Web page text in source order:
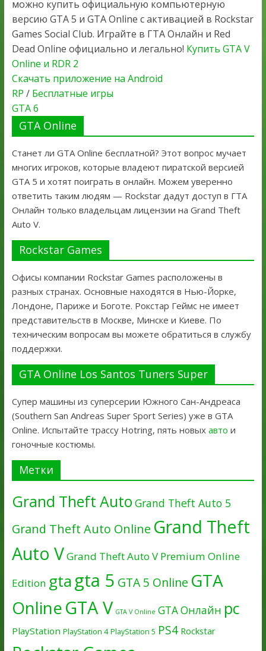
можно купить официальную компьютерную
версию GTA 5 и GTA Online с активацией в Rockstar
Games Social Club. Играйте в ГТА Онлайн и Red
Dead Online официально и легально! Купить GTA V
Online и RDR 2
Скачать приложение на Android
RP / Бесплатные игры
GTA 6
GTA Online
Станет ли GTA Online бесплатной? Этот вопрос мучает
многих игроков, которые владеют пиратской версией
GTA 5 и хотят поиграть в онлайн. Можем уверенно
ответить таким людям — Rockstar дадут доступ в ГТА
Онлайн только владельцам лицензии на Grand Theft
Auto V.
Rockstar Games
Офисы компании Rockstar Games расположены в
разных странах. Основные находятся в Нью-Йорке,
Лондоне, Париже и Боготе. Рокстар Геймс не имеет
представительств в Москве, Минске и Киеве. По
техническим вопросам вы можете обратиться в службу
поддержки.
GTA Online Los Santos Tuners Super
Супер машины из суперсерии Южного Сан-Андреаса
(Southern San Andreas Super Sport Series) уже в GTA
Online. Испытайте трассу Hotring, пять новых авто и
гоночные костюмы.
Метки
Grand Theft Auto Grand Theft Auto 5
Grand Theft Auto Online Grand Theft
Auto VGrand Theft Auto V Premium Online
Edition gtagta 5 GTA 5 Online GTA
OnlineGTA V GTA V Online GTA Онлайн pc
PlayStation PlayStation 4 PlayStation 5 PS4 Rockstar